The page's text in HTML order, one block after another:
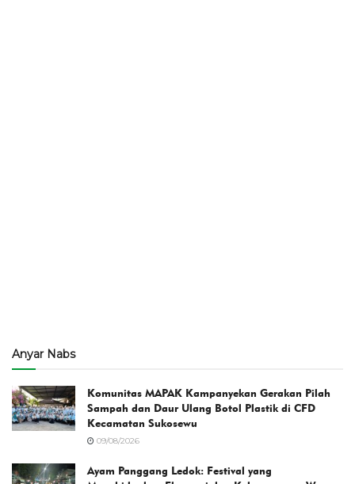
Anyar Nabs
Komunitas MAPAK Kampanyekan Gerakan Pilah
Sampah dan Daur Ulang Botol Plastik di CFD
Kecamatan Sukosewu
09/08/2026
Ayam Panggang Ledok: Festival yang